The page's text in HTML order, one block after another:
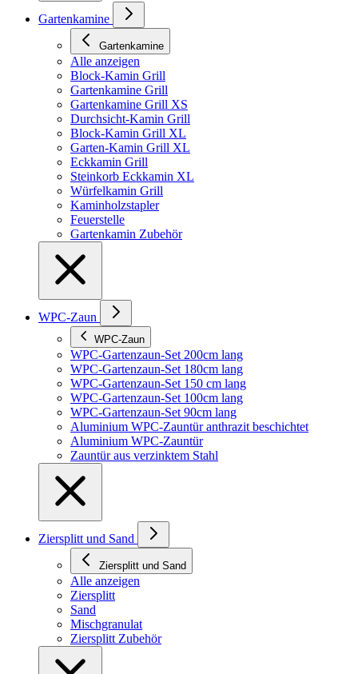
Gartenkamine
Gartenkamine
Alle anzeigen
Block-Kamin Grill
Gartenkamine Grill
Gartenkamine Grill XS
Durchsicht-Kamin Grill
Block-Kamin Grill XL
Garten-Kamin Grill XL
Eckkamin Grill
Steinkorb Eckkamin XL
Würfelkamin Grill
Kaminholzstapler
Feuerstelle
Gartenkamin Zubehör
WPC-Zaun
WPC-Zaun
WPC-Gartenzaun-Set 200cm lang
WPC-Gartenzaun-Set 180cm lang
WPC-Gartenzaun-Set 150 cm lang
WPC-Gartenzaun-Set 100cm lang
WPC-Gartenzaun-Set 90cm lang
Aluminium WPC-Zauntür anthrazit beschichtet
Aluminium WPC-Zauntür
Zauntür aus verzinktem Stahl
Ziersplitt und Sand
Ziersplitt und Sand
Alle anzeigen
Ziersplitt
Sand
Mischgranulat
Ziersplitt Zubehör